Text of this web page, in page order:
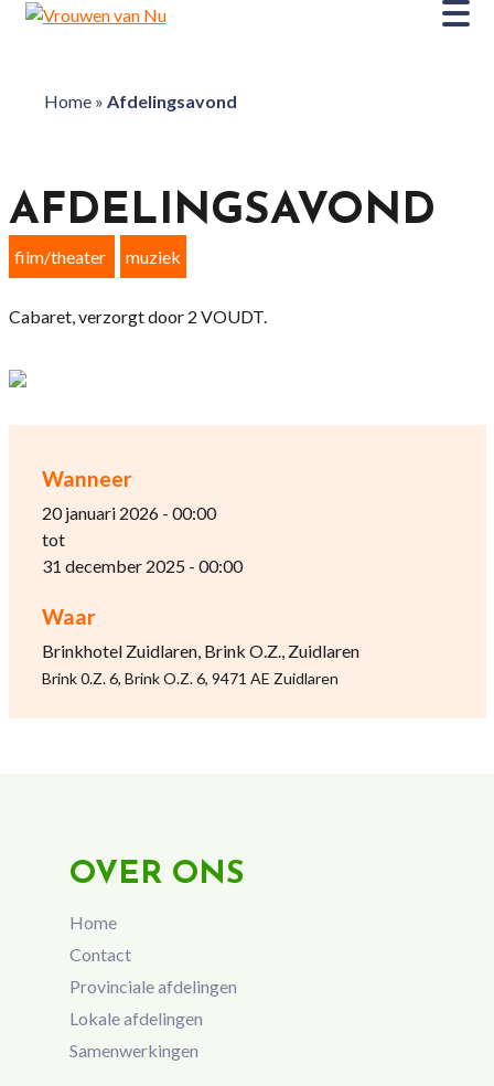
Home» Afdelingsavond
Wanneer
20 januari 2026 - 00:00
tot
31 december 2025 - 00:00
Waar
Brinkhotel Zuidlaren, Brink O.Z., Zuidlaren
Brink 0.Z. 6, Brink O.Z. 6, 9471 AE Zuidlaren
AFDELINGSAVOND
film/theater muziek
Cabaret, verzorgt door 2 VOUDT.
OVER ONS
Home
Contact
Provinciale afdelingen
Lokale afdelingen
Samenwerkingen